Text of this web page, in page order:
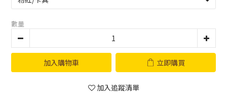
數量
加入購物車 立即購買
加入追蹤清單